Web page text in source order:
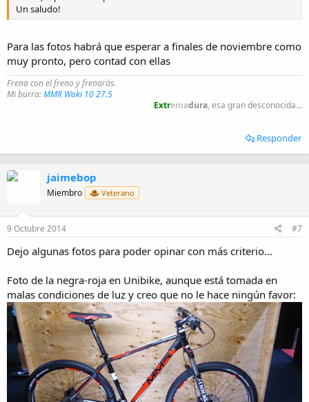
Un saludo!
Para las fotos habrá que esperar a finales de noviembre como
muy pronto, pero contad con ellas
Frena con el freno y frenarás.
Mi burra:MMR Woki 10 27.5
Extremadura, esa gran desconocida...
Responder
jaimebop
Miembro Veterano
9 Octubre 2014 #7
Dejo algunas fotos para poder opinar con más criterio...
Foto de la negra-roja en Unibike, aunque está tomada en
malas condiciones de luz y creo que no le hace ningún favor: